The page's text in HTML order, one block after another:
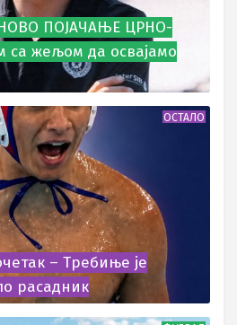
ПОЈАЧАЊЕ ЦРНО-
са жељом да освајамо
ОСТАЛО
– Требиње је
расадник